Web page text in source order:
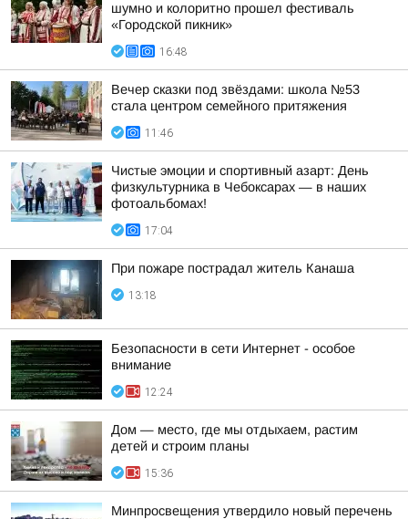
шумно и колоритно прошел фестиваль
«Городской пикник»
16:48
Вечер сказки под звёздами: школа №53
стала центром семейного притяжения
11:46
Чистые эмоции и спортивный азарт: День
физкультурника в Чебоксарах — в наших
фотоальбомах!
17:04
При пожаре пострадал житель Канаша
13:18
Безопасности в сети Интернет - особое
внимание
12:24
Дом — место, где мы отдыхаем, растим
детей и строим планы
15:36
Минпросвещения утвердило новый перечень